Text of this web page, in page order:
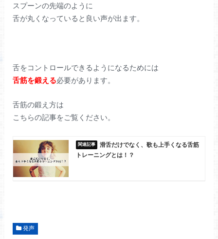
スプーンの先端のように
舌が丸くなっていると良い声が出ます。
舌をコントロールできるようになるためには
舌筋を鍛える必要があります。
舌筋の鍛え方は
こちらの記事をご覧ください。
滑舌だけでなく、歌も上手くなる舌筋
トレーニングとは！？
発声